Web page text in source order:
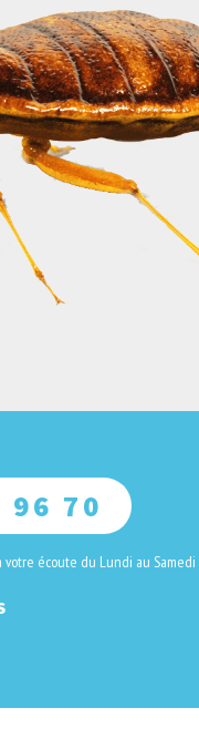
96 70
votre écoute du Lundi au